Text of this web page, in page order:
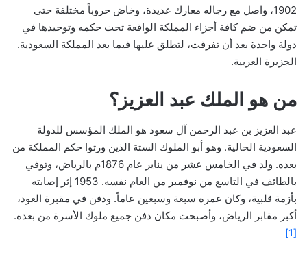
1902، واصل مع رجاله معارك عديدة، وخاض حروباً مختلفة حتى
تمكن من ضم كافة أجزاء المملكة الواقعة تحت حكمه وتوحيدها في
دولة واحدة بعد أن تفرقت، لتطلق عليها فيما بعد المملكة السعودية.
الجزيرة العربية.
من هو الملك عبد العزيز؟
عبد العزيز بن عبد الرحمن آل سعود هو الملك المؤسس للدولة
السعودية الحالية. وهو أبو الملوك الستة الذين ورثوا حكم المملكة من
بعده. ولد في الخامس عشر من يناير عام 1876م بالرياض، وتوفي
بالطائف في التاسع من نوفمبر من العام نفسه. 1953 إثر إصابته
بأزمة قلبية، وكان عمره سبعة وسبعين عاماً. ودفن في مقبرة العود،
أكبر مقابر الرياض، وأصبحت مكان دفن جميع ملوك الأسرة من بعده.
[1]